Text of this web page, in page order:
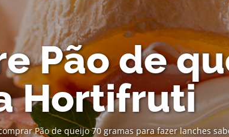
Pão de
Hortifruti
Pão de queijo 70 gramas para fazer lanches